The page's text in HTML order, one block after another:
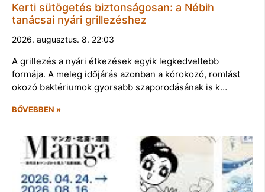
Kerti sütögetés biztonságosan: a Nébih
tanácsai nyári grillezéshez
2026. augusztus. 8. 22:03
A grillezés a nyári étkezések egyik legkedveltebb
formája. A meleg időjárás azonban a kórokozó, romlást
okozó baktériumok gyorsabb szaporodásának is k…
BŐVEBBEN »